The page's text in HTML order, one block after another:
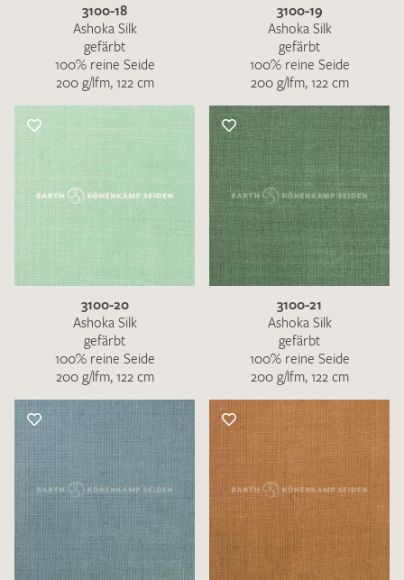
3100-18
Ashoka Silk
gefärbt
100% reine Seide
200 g/lfm, 122 cm
3100-19
Ashoka Silk
gefärbt
100% reine Seide
200 g/lfm, 122 cm
3100-20
Ashoka Silk
gefärbt
100% reine Seide
200 g/lfm, 122 cm
3100-21
Ashoka Silk
gefärbt
100% reine Seide
200 g/lfm, 122 cm